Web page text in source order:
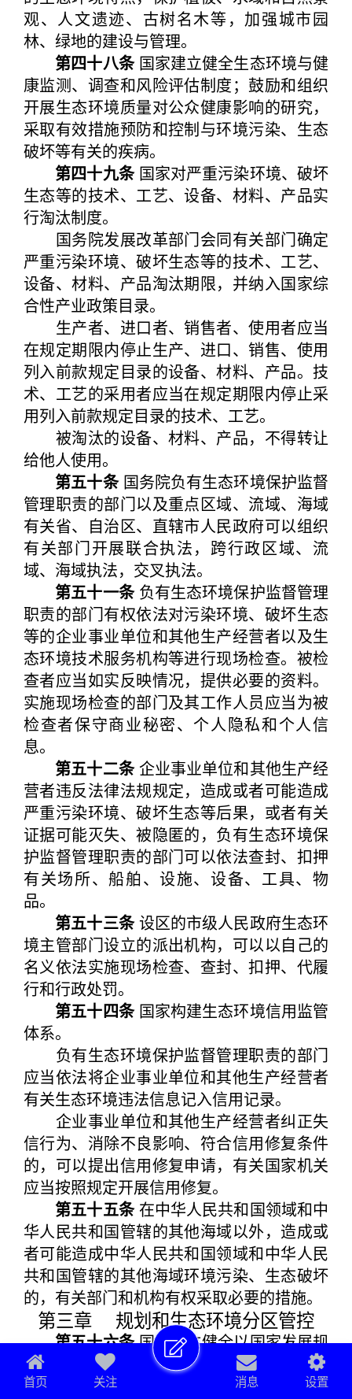
观、人文遗迹、古树名木等，加强城市园
林、绿地的建设与管理。
第四十八条国家建立健全生态环境与健
康监测、调查和风险评估制度；鼓励和组织
开展生态环境质量对公众健康影响的研究，
采取有效措施预防和控制与环境污染、生态
破坏等有关的疾病。
第四十九条国家对严重污染环境、破坏
生态等的技术、工艺、设备、材料、产品实
行淘汰制度。
国务院发展改革部门会同有关部门确定
严重污染环境、破坏生态等的技术、工艺、
设备、材料、产品淘汰期限，并纳入国家综
合性产业政策目录。
生产者、进口者、销售者、使用者应当
在规定期限内停止生产、进口、销售、使用
列入前款规定目录的设备、材料、产品。技
术、工艺的采用者应当在规定期限内停止采
用列入前款规定目录的技术、工艺。
被淘汰的设备、材料、产品，不得转让
给他人使用。
第五十条国务院负有生态环境保护监督
管理职责的部门以及重点区域、流域、海域
有关省、自治区、直辖市人民政府可以组织
有关部门开展联合执法，跨行政区域、流
域、海域执法，交叉执法。
第五十一条负有生态环境保护监督管理
职责的部门有权依法对污染环境、破坏生态
等的企业事业单位和其他生产经营者以及生
态环境技术服务机构等进行现场检查。被检
查者应当如实反映情况，提供必要的资料。
实施现场检查的部门及其工作人员应当为被
检查者保守商业秘密、个人隐私和个人信
息。
第五十二条企业事业单位和其他生产经
营者违反法律法规规定，造成或者可能造成
严重污染环境、破坏生态等后果，或者有关
证据可能灭失、被隐匿的，负有生态环境保
护监督管理职责的部门可以依法查封、扣押
有关场所、船舶、设施、设备、工具、物
品。
第五十三条设区的市级人民政府生态环
境主管部门设立的派出机构，可以以自己的
名义依法实施现场检查、查封、扣押、代履
行和行政处罚。
第五十四条国家构建生态环境信用监管
体系。
负有生态环境保护监督管理职责的部门
应当依法将企业事业单位和其他生产经营者
有关生态环境违法信息记入信用记录。
企业事业单位和其他生产经营者纠正失
信行为、消除不良影响、符合信用修复条件
的，可以提出信用修复申请，有关国家机关
应当按照规定开展信用修复。
第五十五条在中华人民共和国领域和中
华人民共和国管辖的其他海域以外，造成或
者可能造成中华人民共和国领域和中华人民
共和国管辖的其他海域环境污染、生态破坏
的，有关部门和机构有权采取必要的措施。
第三章 规划和生态环境分区管控
第五十六条国家建立健全以国家发展规
划为统领，以国土空间规划为基础，以专项
规划、区域规划为支撑，由国家和地方规划
首页 关注 消息 设置